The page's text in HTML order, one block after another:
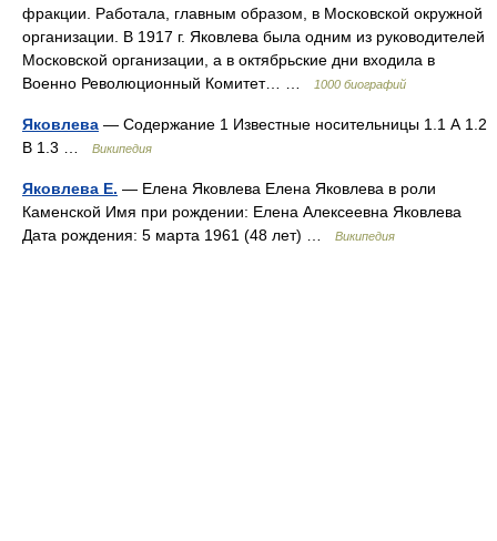
фракции. Работала, главным образом, в Московской окружной
организации. В 1917 г. Яковлева была одним из руководителей
Московской организации, а в октябрьские дни входила в
Военно Революционный Комитет… …
1000 биографий
Яковлева — Содержание 1 Известные носительницы 1.1 А 1.2
В 1.3 …
Википедия
Яковлева Е. — Елена Яковлева Елена Яковлева в роли
Каменской Имя при рождении: Елена Алексеевна Яковлева
Дата рождения: 5 марта 1961 (48 лет) …
Википедия